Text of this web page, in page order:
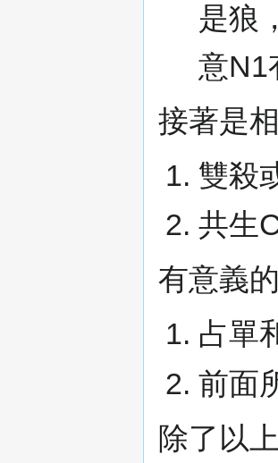
是狼
意N1
接著是
雙殺
共生
有意義
占單
前面
除了以